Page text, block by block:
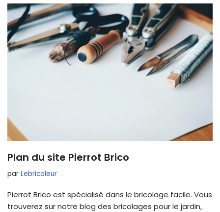
Plan du site Pierrot Brico
par Lebricoleur
Pierrot Brico est spécialisé dans le bricolage facile. Vous
trouverez sur notre blog des bricolages pour le jardin,